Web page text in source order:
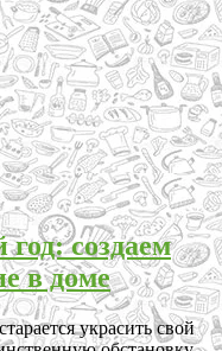
создаем
в доме
украсить свой